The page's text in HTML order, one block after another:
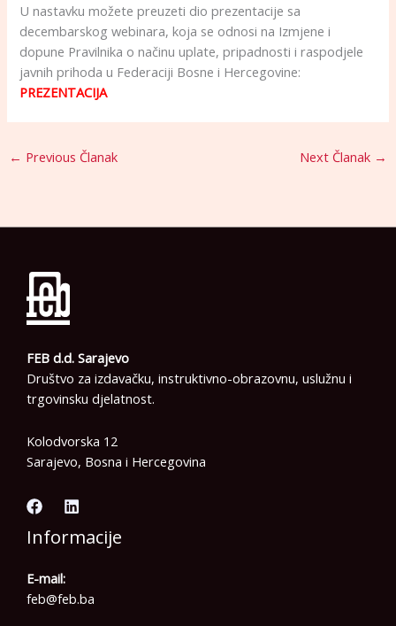
U nastavku možete preuzeti dio prezentacije sa
decembarskog webinara, koja se odnosi na Izmjene i
dopune Pravilnika o načinu uplate, pripadnosti i raspodjele
javnih prihoda u Federaciji Bosne i Hercegovine:
PREZENTACIJA
← Previous Članak Next Članak →
FEB d.d. Sarajevo
Društvo za izdavačku, instruktivno-obrazovnu, uslužnu i
trgovinsku djelatnost.
Kolodvorska 12
Sarajevo, Bosna i Hercegovina
Informacije
E-mail:
feb@feb.ba